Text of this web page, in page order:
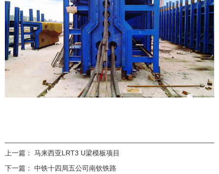
上一篇：
马来西亚LRT3 U梁模板项目
下一篇：
中铁十四局五公司南钦铁路